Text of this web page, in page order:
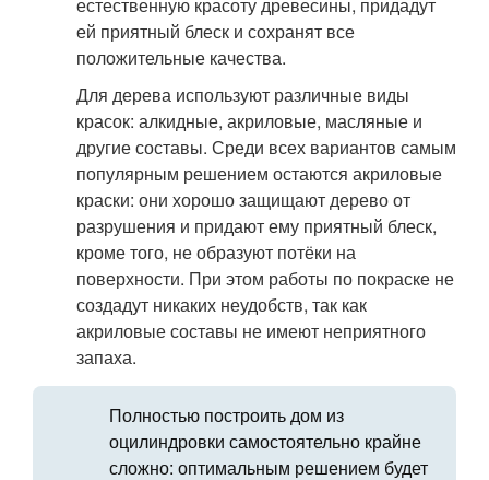
ей приятный блеск и сохранят все
положительные качества.
Для дерева используют различные виды
красок: алкидные, акриловые, масляные и
другие составы. Среди всех вариантов самым
популярным решением остаются акриловые
краски: они хорошо защищают дерево от
разрушения и придают ему приятный блеск,
кроме того, не образуют потёки на
поверхности. При этом работы по покраске не
создадут никаких неудобств, так как
акриловые составы не имеют неприятного
запаха.
Полностью построить дом из
оцилиндровки самостоятельно крайне
сложно: оптимальным решением будет